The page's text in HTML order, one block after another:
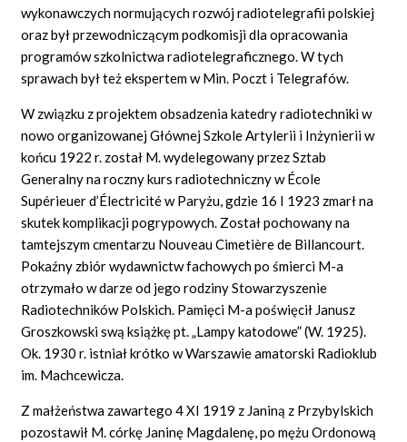
wykonawczych normujących rozwój radiotelegrafii polskiej
oraz był przewodniczącym podkomisji dla opracowania
programów szkolnictwa radiotelegraficznego. W tych
sprawach był też ekspertem w Min. Poczt i Telegrafów.
W związku z projektem obsadzenia katedry radiotechniki w
nowo organizowanej Głównej Szkole Artylerii i Inżynierii w
końcu 1922 r. został M. wydelegowany przez Sztab
Generalny na roczny kurs radiotechniczny w École
Supérieuer d’Électricité w Paryżu, gdzie 16 I 1923 zmarł na
skutek komplikacji pogrypowych. Został pochowany na
tamtejszym cmentarzu Nouveau Cimetière de Billancourt.
Pokaźny zbiór wydawnictw fachowych po śmierci M-a
otrzymało w darze od jego rodziny Stowarzyszenie
Radiotechników Polskich. Pamięci M-a poświęcił Janusz
Groszkowski swą książkę pt. „Lampy katodowe” (W. 1925).
Ok. 1930 r. istniał krótko w Warszawie amatorski Radioklub
im. Machcewicza.
Z małżeństwa zawartego 4 XI 1919 z Janiną z Przybylskich
pozostawił M. córkę Janinę Magdalenę, po mężu Ordonową